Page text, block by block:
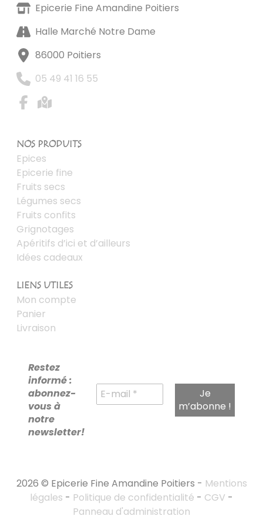
Epicerie Fine Amandine Poitiers
Halle Marché Notre Dame
86000 Poitiers
05 49 41 16 55
NOS PRODUITS
Epices
Epicerie fine
Fruits secs
Légumes secs
Fruits confits
Grignotages
Apéritifs d’ici et d’ailleurs
Idées cadeaux
LIENS UTILES
Mon compte
Panier
Livraison
Restez
informé :
abonnez-
vous à
notre
newsletter!
2026 © Epicerie Fine Amandine Poitiers - Mentions
légales - Politique de confidentialité - CGV -
Panneau d'administration